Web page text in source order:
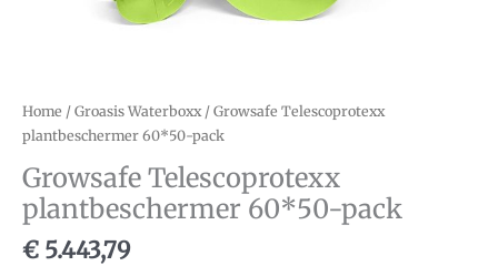
Home / Groasis Waterboxx/ Growsafe Telescoprotexx
plantbeschermer 60*50-pack
Growsafe Telescoprotexx
plantbeschermer 60*50-pack
€ 5.443,79